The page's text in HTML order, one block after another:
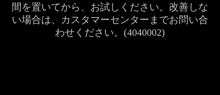
間を置いてから、お試しください。改善しな
い場合は、カスタマーセンターまでお問い合
わせください。(4040002)